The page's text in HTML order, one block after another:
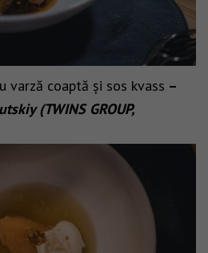
varză coaptă și sos kvass –
(TWINS GROUP,